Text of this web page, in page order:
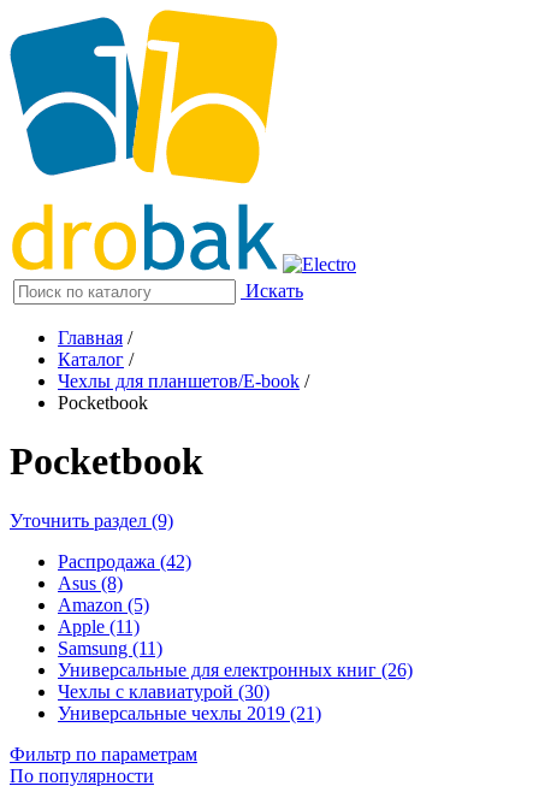
Искать
Главная /
Каталог /
Чехлы для планшетов/E-book /
Pocketbook
Pocketbook
Уточнить раздел (9)
Распродажа (42)
Asus (8)
Amazon (5)
Apple (11)
Samsung (11)
Универсальные для електронных книг (26)
Чехлы с клавиатурой (30)
Универсальные чехлы 2019 (21)
Фильтр по параметрам
По популярности